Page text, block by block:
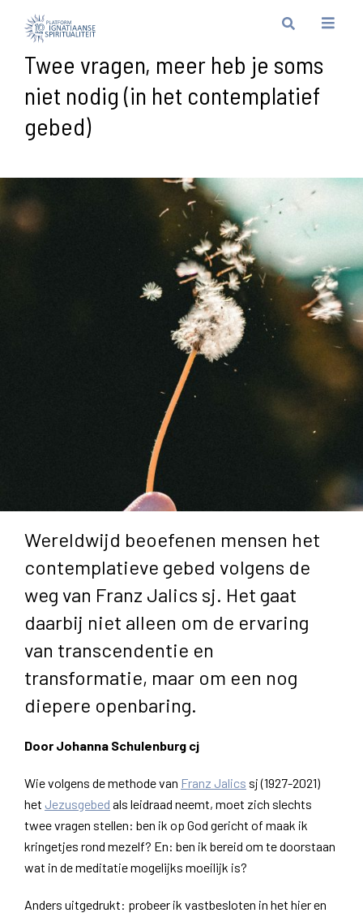
Twee vragen, meer heb je soms
niet nodig (in het contemplatief
gebed)
Wereldwijd beoefenen mensen het
contemplatieve gebed volgens de
weg van Franz Jalics sj. Het gaat
daarbij niet alleen om de ervaring
van transcendentie en
transformatie, maar om een nog
diepere openbaring.
Door Johanna Schulenburg cj
Wie volgens de methode van Franz Jalics sj (1927-2021)
het Jezusgebed als leidraad neemt, moet zich slechts
twee vragen stellen: ben ik op God gericht of maak ik
kringetjes rond mezelf? En: ben ik bereid om te doorstaan
wat in de meditatie mogelijks moeilijk is?
Anders uitgedrukt: probeer ik vastbesloten in het hier en